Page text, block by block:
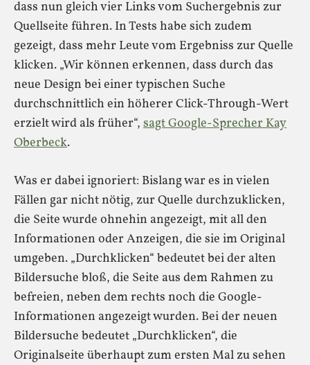
dass nun gleich vier Links vom Suchergebnis zur
Quellseite führen. In Tests habe sich zudem
gezeigt, dass mehr Leute vom Ergebniss zur Quelle
klicken. „Wir können erkennen, dass durch das
neue Design bei einer typischen Suche
durchschnittlich ein höherer Click-Through-Wert
erzielt wird als früher“, sagt Google-Sprecher Kay
Oberbeck.
Was er dabei ignoriert: Bislang war es in vielen
Fällen gar nicht nötig, zur Quelle durchzuklicken,
die Seite wurde ohnehin angezeigt, mit all den
Informationen oder Anzeigen, die sie im Original
umgeben. „Durchklicken“ bedeutet bei der alten
Bildersuche bloß, die Seite aus dem Rahmen zu
befreien, neben dem rechts noch die Google-
Informationen angezeigt wurden. Bei der neuen
Bildersuche bedeutet „Durchklicken“, die
Originalseite überhaupt zum ersten Mal zu sehen